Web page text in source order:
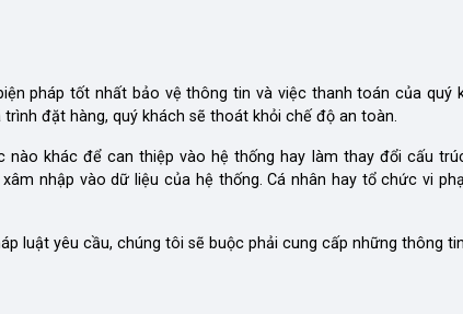
pháp tốt nhất bảo vệ thông tin và việc thanh toán của quý
đặt hàng, quý khách sẽ thoát khỏi chế độ an toàn.
khác để can thiệp vào hệ thống hay làm thay đổi cấu
nhập vào dữ liệu của hệ thống. Cá nhân hay tổ chức vi
luật yêu cầu, chúng tôi sẽ buộc phải cung cấp những thông